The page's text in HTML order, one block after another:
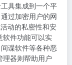
具集成到一个平
过加密用户的网
动的私密性和安
软件功能可以实
谍软件等各种恶
器则帮助用户